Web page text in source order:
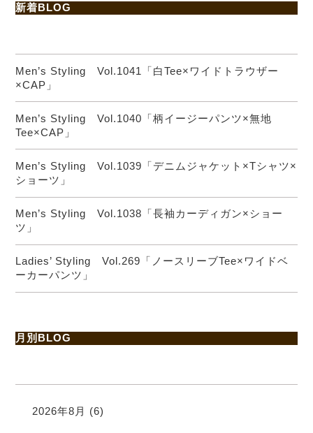
新着BLOG
Men’s Styling Vol.1041「白Tee×ワイドトラウザー
×CAP」
Men’s Styling Vol.1040「柄イージーパンツ×無地
Tee×CAP」
Men’s Styling Vol.1039「デニムジャケット×Tシャツ×
ショーツ」
Men’s Styling Vol.1038「長袖カーディガン×ショー
ツ」
Ladies’ Styling Vol.269「ノースリーブTee×ワイドベ
ーカーパンツ」
月別BLOG
2026年8月 (6)